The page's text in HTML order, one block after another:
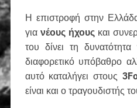
Η επιστροφή στην
για νέους ήχουςκαι
του δίνει τη
διαφορετικό υπόβαθρο
αυτό καταλήγει στους
είναι και ο τραγουδιστής